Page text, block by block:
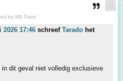
by MS Paint
17:46 schreef Tarado het
in dit geval niet volledig exclusieve